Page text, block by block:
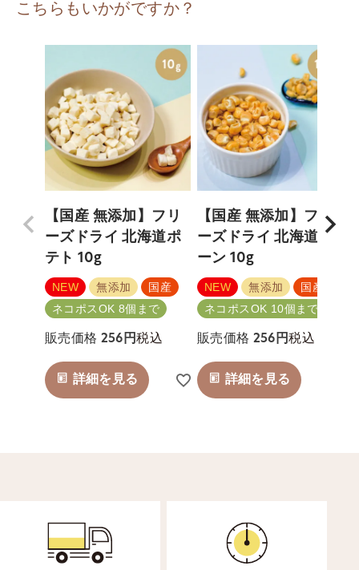
こちらもいかがですか？
【国産 無添加】フリ
ーズドライ 北海道ポ
テト 10g
NEW 無添加
国産
ネコポスOK 8個まで
販売価格 256 税込
詳細を見る
【国産 無添加】フリ
ーズドライ 北海道コ
ーン 10g
NEW 無添加
国産
ネコポスOK 10個まで
販売価格 256 税込
詳細を見る